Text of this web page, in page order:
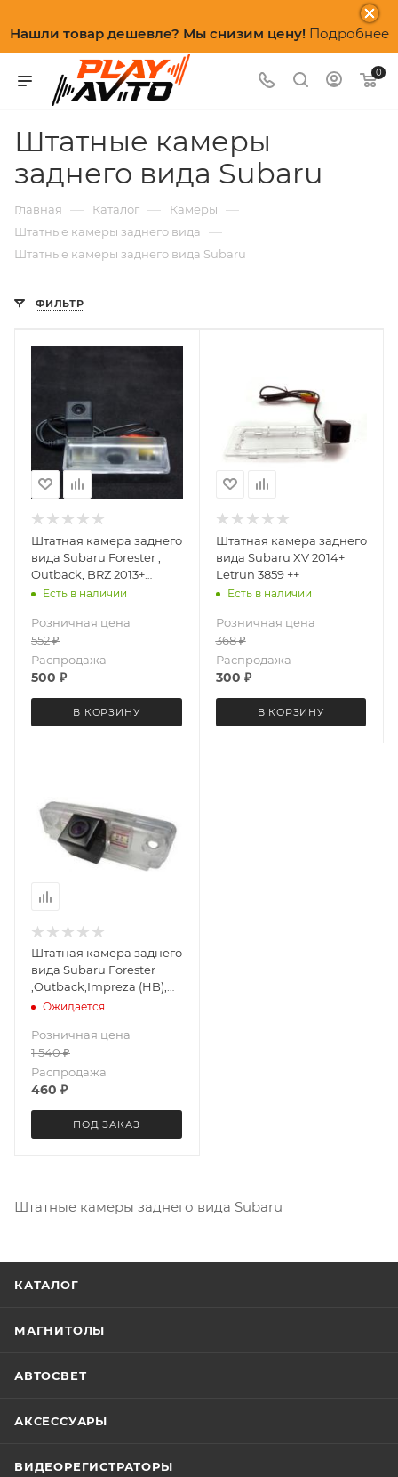
Нашли товар дешевле? Мы снизим цену! Подробнее
0
Штатные камеры
заднего вида Subaru
Главная — Каталог — Камеры —
Штатные камеры заднего вида —
Штатные камеры заднего вида Subaru
ФИЛЬТР
Штатная камера заднего
вида Subaru Forester ,
Outback, BRZ 2013+
Letrun 3029
Есть в наличии
Розничная цена
552₽
Распродажа
500 ₽
В КОРЗИНУ
Штатная камера заднего
вида Subaru XV 2014+
Letrun 3859 ++
Есть в наличии
Розничная цена
368₽
Распродажа
300 ₽
В КОРЗИНУ
Штатная камера заднего
вида Subaru Forester
,Outback,Impreza (HB),
Legacy (HB) Outback
CCD Letrun 0157
Ожидается
Розничная цена
1 540₽
Распродажа
460 ₽
ПОД ЗАКАЗ
Штатные камеры заднего вида Subaru
КАТАЛОГ
МАГНИТОЛЫ
АВТОСВЕТ
АКСЕССУАРЫ
ВИДЕОРЕГИСТРАТОРЫ